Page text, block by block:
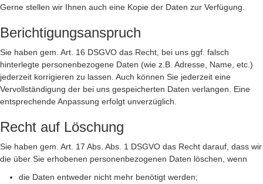
Gerne stellen wir Ihnen auch eine Kopie der Daten zur Verfügung.
Berichtigungsanspruch
Sie haben gem. Art. 16 DSGVO das Recht, bei uns ggf. falsch
hinterlegte personenbezogene Daten (wie z.B. Adresse, Name, etc.)
jederzeit korrigieren zu lassen. Auch können Sie jederzeit eine
Vervollständigung der bei uns gespeicherten Daten verlangen. Eine
entsprechende Anpassung erfolgt unverzüglich.
Recht auf Löschung
Sie haben gem. Art. 17 Abs. Abs. 1 DSGVO das Recht darauf, dass wir
die über Sie erhobenen personenbezogenen Daten löschen, wenn
die Daten entweder nicht mehr benötigt werden;